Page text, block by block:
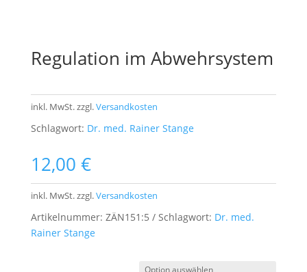
Regulation im Abwehrsystem
inkl. MwSt.zzgl.Versandkosten
Schlagwort: Dr. med. Rainer Stange
12,00 €
inkl. MwSt.zzgl.Versandkosten
Artikelnummer: ZÄN151:5 Schlagwort: Dr. med.
Rainer Stange